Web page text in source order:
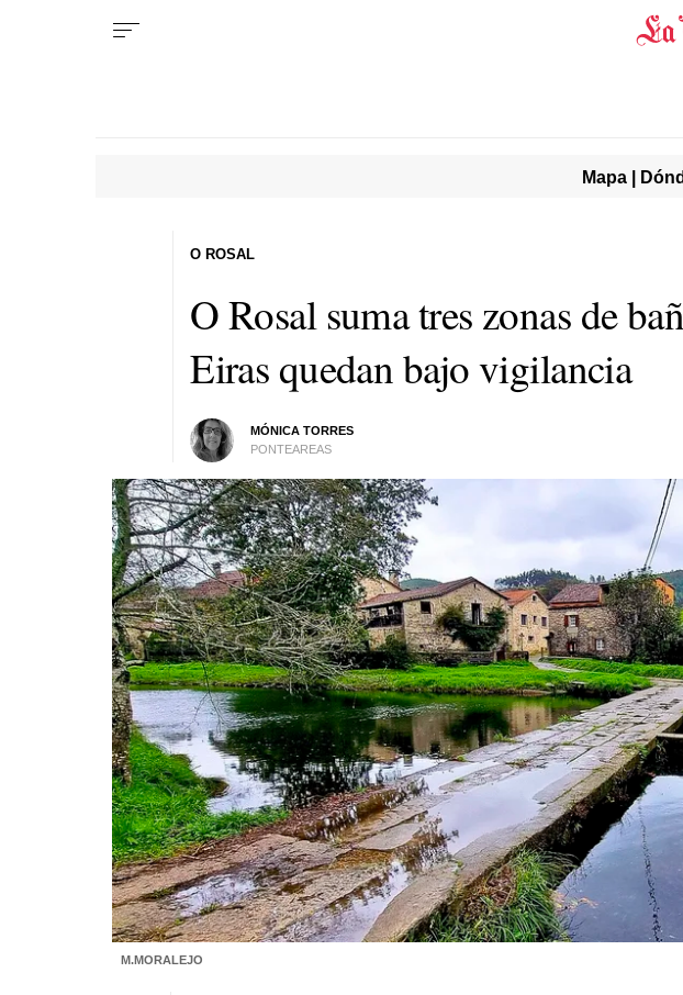
Mapa |
O Rosal suma tres zonas de
Eiras quedan bajo vigilancia
MÓNICA TORRES
PONTEAREAS
O ROSAL
M.MORALEJO